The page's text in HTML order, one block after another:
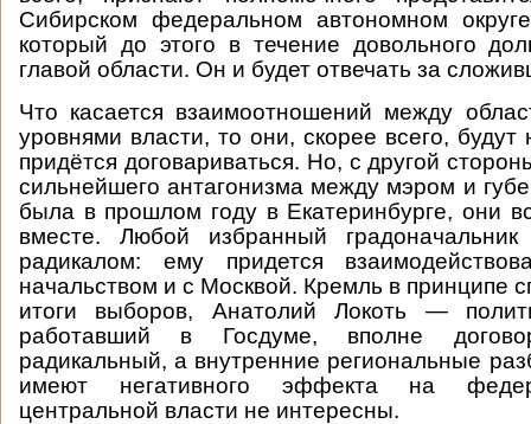
Сибирском федеральном автономном
который до этого в течение довольного
главой области. Он и будет отвечать за
Что касается взаимоотношений между
уровнями власти, то они, скорее всего, будут
придётся договариваться. Но, с другой
сильнейшего антагонизма между мэром и
была в прошлом году в Екатеринбурге, они
вместе. Любой избранный
радикалом: ему придется
начальством и с Москвой. Кремль в принципе
итоги выборов, Анатолий Локоть —
работавший в Госдуме, вполне
радикальный, а внутренние региональные
имеют негативного эффекта на
центральной власти не интересны.